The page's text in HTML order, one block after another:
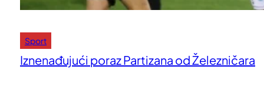
Sport
Iznenađujući poraz Partizana od Železničara